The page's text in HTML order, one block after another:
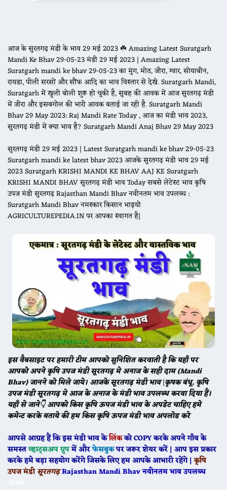
आज के सुरतगढ़ मंडी के भाव 29 मई 2023 ☘️ Amazing Latest Suratgarh
Mandi Ke Bhav 29-05-23 मंडी 29 मई 2023 | Amazing Latest
Suratgarh mandi ke bhav 29-05-23 का मुंग, मोठ, जीरा, ग्वार, सोयाबीन,
रायडा, पीली सरसों और सौंफ आदि का भाव विस्तार से देखे. Suratgarh Mandi,
Suratgarh में खुली बोली शुरू हो चुकी है, सुबह की आवक में आज सुरतगढ़ मंडी
में जीरा और इसबगोल की भारी आवक बताई जा रही है. Suratgarh Mandi
Bhav 29 May 2023: Raj Mandi Rate Today , आज का मंडी भाव 2023,
सुरतगढ़ मंडी में क्या भाव है? Suratgarh Mandi Anaj Bhav 29 May 2023
सुरतगढ़ मंडी 29 मई 2023 | Latest Suratgarh mandi ke bhav 29-05-23
Suratgarh mandi ke latest bhav 2023 आजके सुरतगढ़ मंडी भाव 29 मई
2023 Suratgarh KRISHI MANDI KE BHAV AAJ KE Suratgarh
KRISHI MANDI BHAV सुरतगढ़ मंडी भाव Today सबसे लेटेस्ट भाव कृषि
उपज मंडी सुरतगढ़ Rajasthan Mandi Bhav नवीनतम भाव उपलब्ध :
Suratgarh Mandi Bhav नमस्कार किसान भाइयो
AGRICULTUREPEDIA.IN पर आपका स्वागत है|
इस वैबसाइट पर हमारी टीम आपको सुनिशित करवाती है कि यहाँ पर
आपको अपने कृषि उपज मंडी सूरतगढ़ मे अनाज के सही दाम (Mandi
Bhav) जानने को मिले जाये। आजके सूरतगढ़ मंडी भाव|कृषक बंधू, कृषि
उपज मंडी सूरतगढ़ मे आज के अनाज के मंडी भाव उपलब्ध करवा दिया हैं।
यहाँ से जाने👇 आपको किस कृषि ऊपज मंडी भाव के अपडेट चाहिए हमे
कमेन्ट करके बताये की हम किस कृषि ऊपज मंडी भाव अपलोड करे
आपसे आग्रह हैं कि इस मंडी भाव केलिंकको COPY करके अपने गाँव के
समस्तव्हाट्सअप ग्रुपमें औरफेसबुकपर जरूर शेयर करें | आप इस प्रकार
करके हमे बड़ा सहयोग करेंगे जिसके लिए हम आपके आभारी रहेंगे |कृषि
उपज मंडीसूरतगढ़Rajasthan Mandi Bhav नवीनतम भाव उपलब्ध